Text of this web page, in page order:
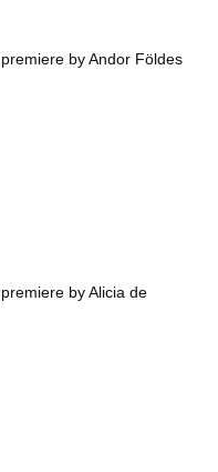
by Andor Földes
by Alicia de